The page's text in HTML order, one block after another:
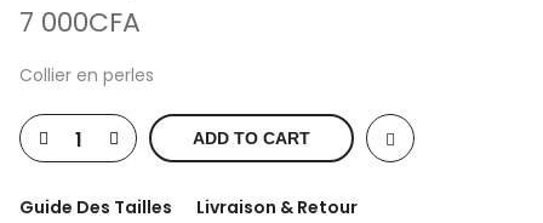
7 000CFA
Collier en perles
ADD TO CART
Guide Des Tailles Livraison & Retour